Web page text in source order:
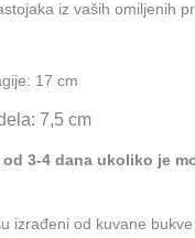
iz vaših omiljenih
17 cm
7,5 cm
od 3-4 dana ukoliko je
izrađeni od kuvane bukve